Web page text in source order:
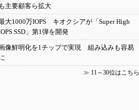
も主要顧客ら拡大
大1000万IOPS キオクシアが「Super High
SSD」第1弾を開発
像鮮明化を1チップで実現 組み込みも容易
≫ 11～30位はこちら